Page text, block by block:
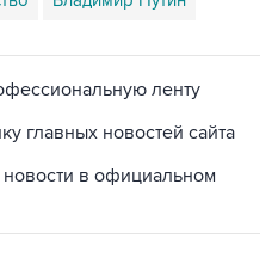
главных новостей сайта
в официальном